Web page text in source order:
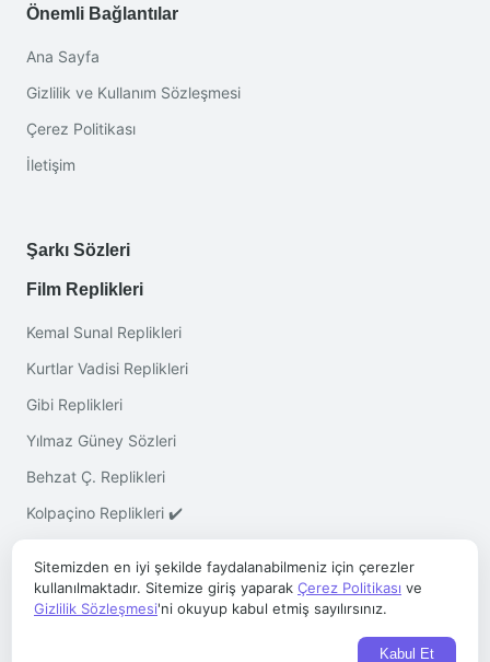
Önemli Bağlantılar
Ana Sayfa
Gizlilik ve Kullanım Sözleşmesi
Çerez Politikası
İletişim
Şarkı Sözleri
Film Replikleri
Kemal Sunal Replikleri
Kurtlar Vadisi Replikleri
Gibi Replikleri
Yılmaz Güney Sözleri
Behzat Ç. Replikleri
Kolpaçino Replikleri ✔️
- Her Hakkı Saklıdır
Sitemizden en iyi şekilde faydalanabilmeniz için çerezler
kullanılmaktadır. Sitemize giriş yaparak Çerez Politikası ve
Gizlilik Sözleşmesi'ni okuyup kabul etmiş sayılırsınız.
Kabul Et